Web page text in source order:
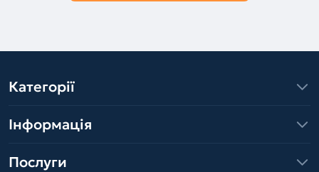
Категорії
Інформація
Послуги